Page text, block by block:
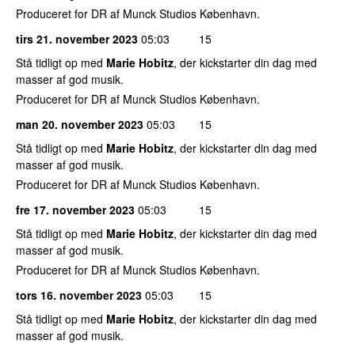
Produceret for DR af Munck Studios København.
tirs 21. november 2023 05:03
15
Stå tidligt op med Marie Hobitz, der kickstarter din dag med
masser af god musik.
Produceret for DR af Munck Studios København.
man 20. november 2023 05:03
15
Stå tidligt op med Marie Hobitz, der kickstarter din dag med
masser af god musik.
Produceret for DR af Munck Studios København.
fre 17. november 2023 05:03
15
Stå tidligt op med Marie Hobitz, der kickstarter din dag med
masser af god musik.
Produceret for DR af Munck Studios København.
tors 16. november 2023 05:03
15
Stå tidligt op med Marie Hobitz, der kickstarter din dag med
masser af god musik.